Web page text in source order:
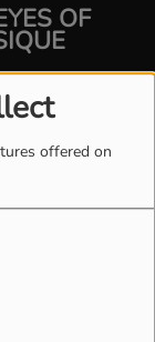
offered on
OF